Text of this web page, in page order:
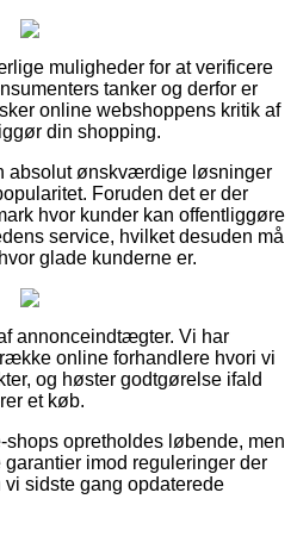
muligheder for at verificere
tanker og derfor er
online webshoppens kritik af
din shopping.
absolut ønskværdige løsninger
Foruden det er der
hvor kunder kan offentliggøre
service, hvilket desuden må
glade kunderne er.
annonceindtægter. Vi har
online forhandlere hvori vi
og høster godtgørelse ifald
et køb.
opretholdes løbende, men
imod reguleringer der
sidste gang opdaterede